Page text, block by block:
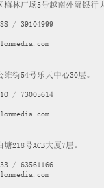
林广场5号越南外贸银行
/ 39104999
街54号乐天中心30层。
/ 73005614
218号ACB大厦7层。
/ 63561166